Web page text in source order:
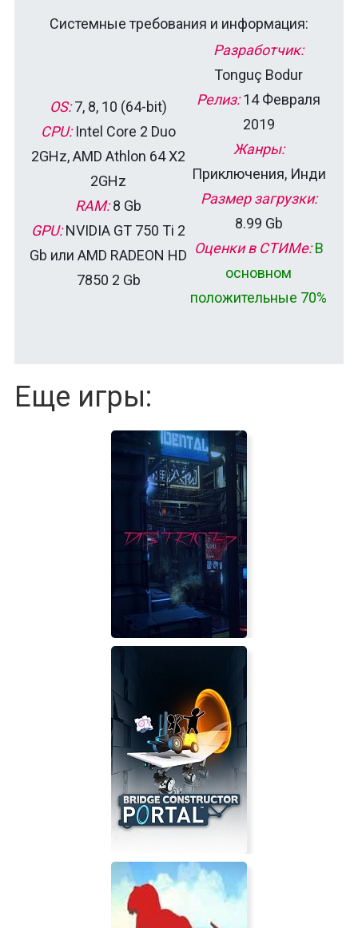
Системные требования и информация:
OS:7, 8, 10 (64-bit)
CPU:Intel Core 2 Duo
2GHz, AMD Athlon 64 X2
2GHz
RAM:8 Gb
GPU:NVIDIA GT 750 Ti 2
Gb или AMD RADEON HD
7850 2 Gb
Разработчик:
Tonguç Bodur
Релиз:14 Февраля
2019
Жанры:
Приключения, Инди
Размер загрузки:
8.99 Gb
Оценки в СТИМе: В
основном
положительные 70%
Еще игры:
District-7: Cyberpunk stories